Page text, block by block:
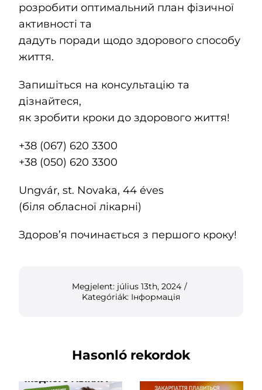
розробити оптимальний план фізичної
активності та
дадуть поради щодо здорового способу
життя.
Запишіться на консультацію та
дізнайтеся,
як зробити кроки до здорового життя!
+38 (067) 620 3300
+38 (050) 620 3300
Ungvár, st. Novaka, 44 éves
(біля обласної лікарні)
Здоров’я починається з першого кроку!
Megjelent: július 13th, 2024 /
Kategóriák: Інформація
Hasonló rekordok